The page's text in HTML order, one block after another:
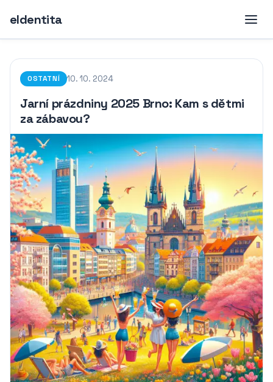
eIdentita
OSTATNÍ 10. 10. 2024
Jarní prázdniny 2025 Brno: Kam s dětmi
za zábavou?